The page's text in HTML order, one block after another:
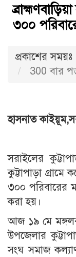
৩০০
প্রকাশের
300 বার
হাসনাত
সরাইলের
কুট্টাপাড়া গ্রামে
৩০০ পরিবারের
করা হয়।
আজ ১৯ মে
উপজেলার
সংঘ সমাজ